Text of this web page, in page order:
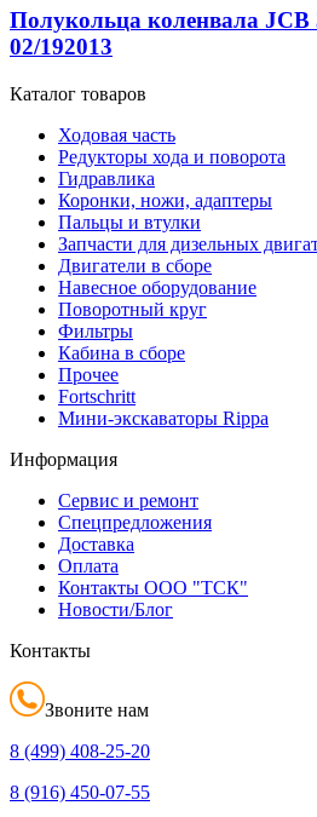
Полукольца коленвала
02/192013
Каталог товаров
Ходовая часть
Редукторы хода и поворота
Гидравлика
Коронки, ножи, адаптеры
Пальцы и втулки
Запчасти для дизельных
Двигатели в сборе
Навесное оборудование
Поворотный круг
Фильтры
Кабина в сборе
Прочее
Fortschritt
Мини-экскаваторы Rippa
Информация
Сервис и ремонт
Спецпредложения
Доставка
Оплата
Контакты ООО "ТСК"
Новости/Блог
Контакты
Звоните нам
8 (499) 408-25-20
8 (916) 450-07-55